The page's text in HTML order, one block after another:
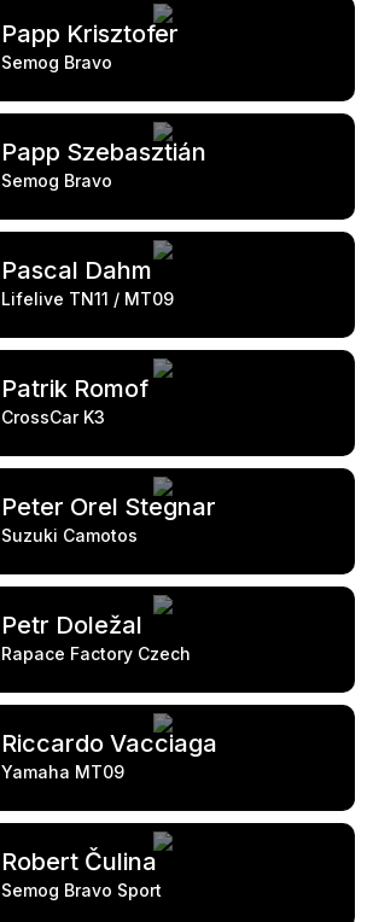
Papp Krisztofer
Semog Bravo
Papp Szebasztián
Semog Bravo
Pascal Dahm
Lifelive TN11 / MT09
Patrik Romof
CrossCar K3
Peter Orel Stegnar
Suzuki Camotos
Petr Doležal
Rapace Factory Czech
Riccardo Vacciaga
Yamaha MT09
Robert Čulina
Semog Bravo Sport